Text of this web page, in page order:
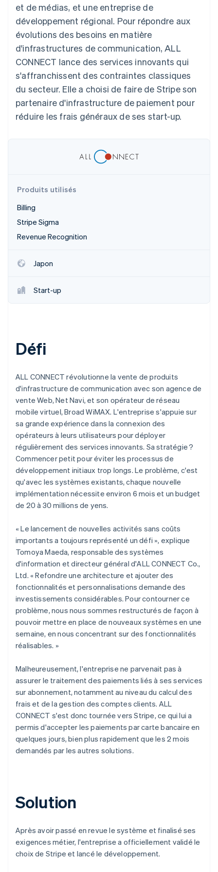
Découvrez les prochaines évolutions
Radar
Prévention de la fraude
Atlas
Constitution de start-up
Élimination du carbone
Identity
Vérification de l'identité
Stripe Sessions 2026
Découvrez comment Stripe construit l’infrastructure
Commerce en ligne
Partenaires
Stripe App Marketplace
et de médias, et une entreprise de
développement régional. Pour répondre aux
évolutions des besoins en matière
d'infrastructures de communication, ALL
CONNECT lance des services innovants qui
s'affranchissent des contraintes classiques
du secteur. Elle a choisi de faire de Stripe son
partenaire d'infrastructure de paiement pour
réduire les frais généraux de ses start-up.
Produits utilisés
Billing
Stripe Sigma
Revenue Recognition
Japon
Start-up
Défi
ALL CONNECT révolutionne la vente de produits
d'infrastructure de communication avec son agence de
vente Web, Net Navi, et son opérateur de réseau
mobile virtuel, Broad WiMAX. L'entreprise s'appuie sur
sa grande expérience dans la connexion des
opérateurs à leurs utilisateurs pour déployer
régulièrement des services innovants. Sa stratégie ?
Commencer petit pour éviter les processus de
développement initiaux trop longs. Le problème, c'est
qu'avec les systèmes existants, chaque nouvelle
implémentation nécessite environ 6 mois et un budget
de 20 à 30 millions de yens.
« Le lancement de nouvelles activités sans coûts
importants a toujours représenté un défi », explique
Tomoya Maeda, responsable des systèmes
d'information et directeur général d'ALL CONNECT Co.,
Ltd. « Refondre une architecture et ajouter des
fonctionnalités et personnalisations demande des
investissements considérables. Pour contourner ce
problème, nous nous sommes restructurés de façon à
pouvoir mettre en place de nouveaux systèmes en une
semaine, en nous concentrant sur des fonctionnalités
réalisables. »
Malheureusement, l'entreprise ne parvenait pas à
assurer le traitement des paiements liés à ses services
sur abonnement, notamment au niveau du calcul des
frais et de la gestion des comptes clients. ALL
CONNECT s'est donc tournée vers Stripe, ce qui lui a
permis d'accepter les paiements par carte bancaire en
quelques jours, bien plus rapidement que les 2 mois
demandés par les autres solutions.
Solution
Après avoir passé en revue le système et finalisé ses
exigences métier, l'entreprise a officiellement validé le
choix de Stripe et lancé le développement.